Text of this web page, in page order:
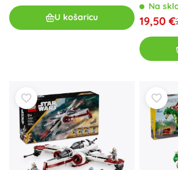
U košaricu
Na
19,50 €